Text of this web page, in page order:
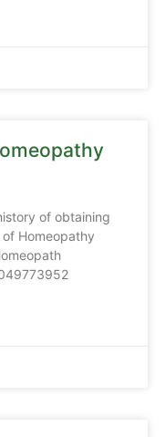
of obtaining
Homeopathy